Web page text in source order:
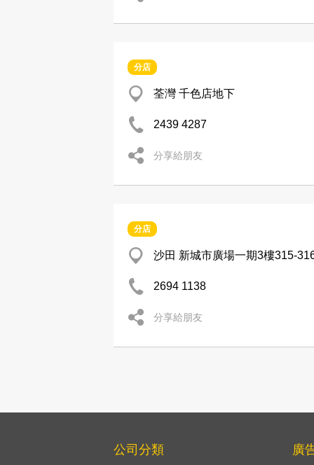
分店
荃灣 千色店地下
2439 4287
分享給朋友
分店
沙田 新城市廣場一期3樓315-
2694 1138
分享給朋友
公司分類 廣